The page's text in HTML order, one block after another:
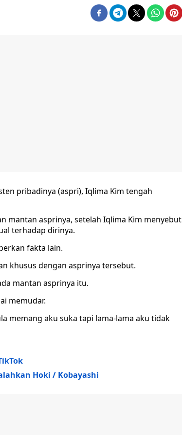
pribadinya (aspri), Iqlima Kim tengah
mantan asprinya, setelah Iqlima Kim menyebut
terhadap dirinya.
fakta lain.
khusus dengan asprinya tersebut.
mantan asprinya itu.
memudar.
memang aku suka tapi lama-lama aku tidak
Hoki / Kobayashi